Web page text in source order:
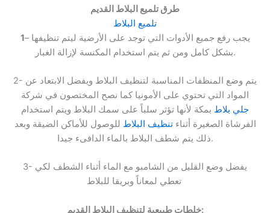
طرق تلميع البلاط القديم
تلميع البلاط
1– يجب رفع جميع الأدوات التي توجد على الأرضية ليتم تنظيفها
بشكل كامل ومن ثم يتم استخدام المكنسة لإزالة الغبار.
2- يتم وضع المنظفات المناسبة لتنظيف البلاط ويفضل الابتعاد عن
المواد التي تحتوي على الأمونيا كما نصح المختصون في شركة
جلي بلاط بمكة لأنها تؤثر سلباً على سمك البلاط ويتم استخدام
الفرشاة الصغيرة أثناءتنظيف البلاط للوصول للأماكن الضيقة وبعد
ذلك يتم شطف البلاط بالماء الدافىء جيدا.
3- يفضل وضع القليل من الشامبو مع الماء أثناء الشطف لكي
تعطي لمعاناً وبريقا للبلاط.
خلطات طبيعية لتنظيف البلاط القديم: